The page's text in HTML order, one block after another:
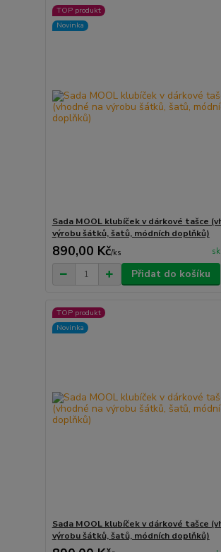
TOP produkt
Novinka
Sada MOOL klubíček v dárkové tašce
výrobu šátků, šatů, módních doplňků)
890,00 Kč/ks
Přidat do košíku
TOP produkt
Novinka
Sada MOOL klubíček v dárkové tašce
výrobu šátků, šatů, módních doplňků)